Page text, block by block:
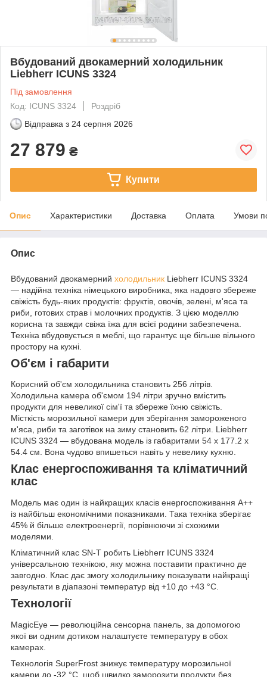
Вбудований двокамерний холодильник
Liebherr ICUNS 3324
Під замовлення
Код: ICUNS 3324
Роздріб
Відправка з 24 серпня 2026
27 879 ₴
Купити
Опис Характеристики Доставка Оплата Умови
Опис
Вбудований двокамерний холодильник Liebherr ICUNS 3324
— надійна техніка німецького виробника, яка надовго збереже
свіжість будь-яких продуктів: фруктів, овочів, зелені, м'яса та
риби, готових страв і молочних продуктів. З цією моделлю
корисна та завжди свіжа їжа для всієї родини забезпечена.
Техніка вбудовується в меблі, що гарантує ще більше вільного
простору на кухні.
Об'єм і габарити
Корисний об'єм холодильника становить 256 літрів.
Холодильна камера об'ємом 194 літри зручно вмістить
продукти для невеликої сім'ї та збереже їхню свіжість.
Місткість морозильної камери для зберігання замороженого
м'яса, риби та заготівок на зиму становить 62 літри. Liebherr
ICUNS 3324 — вбудована модель із габаритами 54 x 177.2 x
54.4 см. Вона чудово впишеться навіть у невелику кухню.
Клас енергоспоживання та кліматичний
клас
Модель має один із найкращих класів енергоспоживання А++
із найбільш економічними показниками. Така техніка зберігає
45% й більше електроенергії, порівнюючи зі схожими
моделями.
Кліматичний клас SN-T робить Liebherr ICUNS 3324
універсальною технікою, яку можна поставити практично де
завгодно. Клас дає змогу холодильнику показувати найкращі
результати в діапазоні температур від +10 до +43 °C.
Технології
MagicEye — революційна сенсорна панель, за допомогою
якої ви одним дотиком налаштуєте температуру в обох
камерах.
Технологія SuperFrost знижує температуру морозильної
камери до -32 °C, щоб швидко заморозити продукти без